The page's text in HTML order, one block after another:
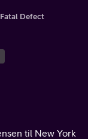
Fatal Defect
til New York